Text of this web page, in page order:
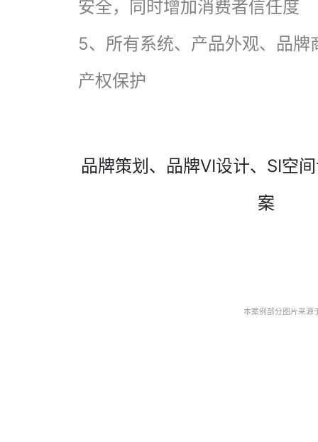
安全，同时增加消费者信任度
5、所有系统、产品外观、品牌
产权保护
品牌策划、品牌VI设计、SI空
案
本案例部分图片来源